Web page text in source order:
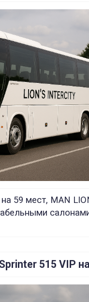
59 мест, MAN
515 VIP